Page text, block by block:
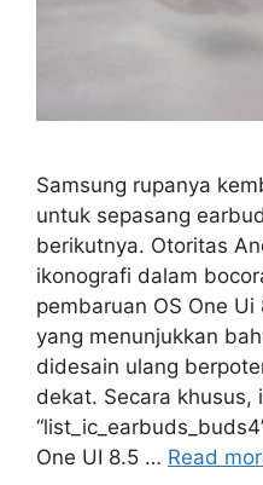
Samsung rupanya
untuk sepasang
berikutnya. Otoritas
ikonografi dalam
pembaruan OS One
yang menunjukkan
didesain ulang
dekat. Secara khusus,
One UI 8.5 … Read